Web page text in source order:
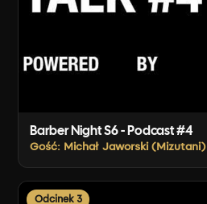
Barber Night S6 - Podcast #4
Gość: Michał Jaworski (Mizutani)
Odcinek 3